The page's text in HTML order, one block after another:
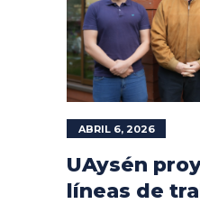
ABRIL 6, 2026
UAysén
líneas de